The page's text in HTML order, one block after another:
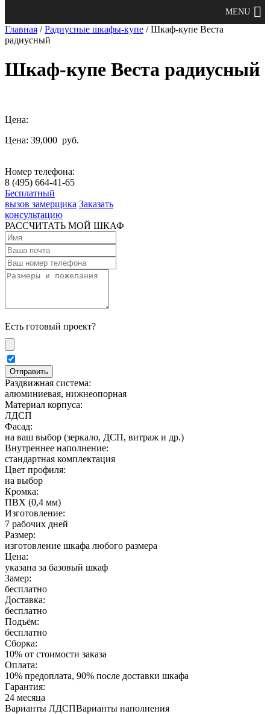
Главная /Радиусные шкафы-купе / Шкаф-купе Веста
радиусный
Шкаф-купе Веста радиусный
Цена:
Цена: 39,000 руб.
Номер телефона:
8 (495) 664-41-65
Бесплатный
вызов замерщика Заказать
консультацию
РАССЧИТАТЬ МОЙ ШКАФ
Есть готовый проект?
Раздвижная система:
алюминиевая, нижнеопорная
Материал корпуса:
ЛДСП
Фасад:
на ваш выбор (зеркало, ДСП, витраж и др.)
Внутреннее наполнение:
стандартная комплектация
Цвет профиля:
на выбор
Кромка:
ПВХ (0,4 мм)
Изготовление:
7 рабочих дней
Размер:
изготовление шкафа любого размера
Цена:
указана за базовый шкаф
Замер:
бесплатно
Доставка:
бесплатно
Подъём:
бесплатно
Сборка:
10% от стоимости заказа
Оплата:
10% предоплата, 90% после доставки шкафа
Гарантия:
24 месяца
Варианты ЛДСПВарианты наполнения